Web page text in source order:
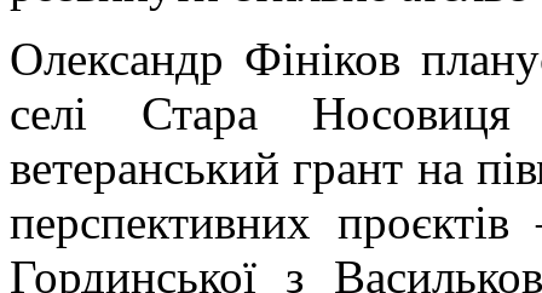
Олександр Фініков
селі Стара
ветеранський грант на
перспективних
Гординської з